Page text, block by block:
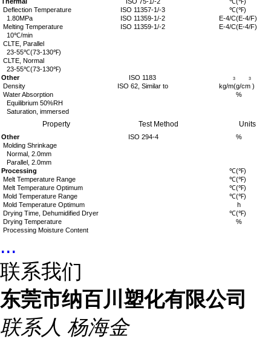
Deflection Temperature
1.80MPa
Melting Temperature
10℃/min
CLTE, Parallel
23-55℃(73-130℉)
CLTE, Normal
23-55℃(73-130℉)
ISO 11357-1/-3
ISO 11359-1/-2
ISO 11359-1/-2
℃(℉)
E-4/C(E-4/F)
E-4/C(E-4/F)
Other
Density
Water Absorption
Equilibrium 50%RH
Saturation, immersed
ISO 1183
ISO 62, Similar to
3 3
kg/m(g/cm )
%
Property Test Method Units
Other
Molding Shrinkage
Normal, 2.0mm
Parallel, 2.0mm
ISO 294-4 %
Processing
Melt Temperature Range
Melt Temperature Optimum
Mold Temperature Range
Mold Temperature Optimum
Drying Time, Dehumidified Dryer
Drying Temperature
Processing Moisture Content
℃(℉)
℃(℉)
℃(℉)
℃(℉)
h
℃(℉)
%
...
联系我们
东莞市纳百川塑化有限公司
联系人 杨海金